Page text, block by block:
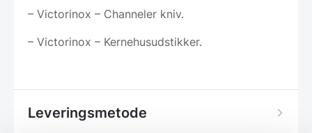
– Victorinox – Channeler kniv.
– Victorinox – Kernehusudstikker.
Leveringsmetode